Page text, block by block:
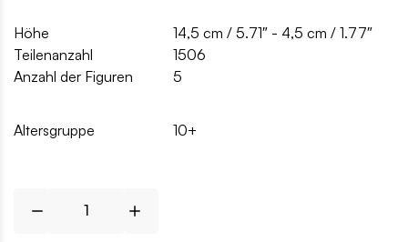
Höhe
14,5 cm / 5.71″ - 4,5 cm / 1.77″
Teilenanzahl
1506
Anzahl der Figuren
5
Altersgruppe 10+